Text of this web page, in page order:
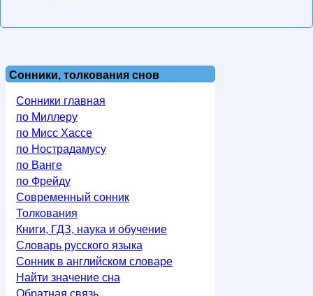
Сонники, толкования снов
Сонники главная
по Миллеру
по Мисс Хассе
по Нострадамусу
по Ванге
по Фрейду
Современный сонник
Толкования
Книги, ГДЗ, наука и обучение
Словарь русского языка
Сонник в английском словаре
Найти значение сна
Обратная связь